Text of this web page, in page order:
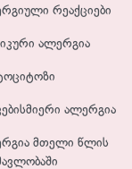
რეაქციები
ალერგია
ალერგია
მთელი წლის